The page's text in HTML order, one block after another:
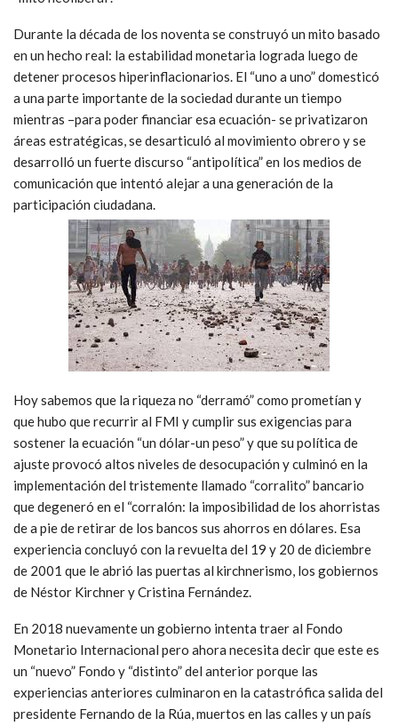
Durante la década de los noventa se construyó un mito basado
en un hecho real: la estabilidad monetaria lograda luego de
detener procesos hiperinflacionarios. El “uno a uno” domesticó
a una parte importante de la sociedad durante un tiempo
mientras –para poder financiar esa ecuación- se privatizaron
áreas estratégicas, se desarticuló al movimiento obrero y se
desarrolló un fuerte discurso “antipolítica” en los medios de
comunicación que intentó alejar a una generación de la
participación ciudadana.
Hoy sabemos que la riqueza no “derramó” como prometían y
que hubo que recurrir al FMI y cumplir sus exigencias para
sostener la ecuación “un dólar-un peso” y que su política de
ajuste provocó altos niveles de desocupación y culminó en la
implementación del tristemente llamado “corralito” bancario
que degeneró en el “corralón: la imposibilidad de los ahorristas
de a pie de retirar de los bancos sus ahorros en dólares. Esa
experiencia concluyó con la revuelta del 19 y 20 de diciembre
de 2001 que le abrió las puertas al kirchnerismo, los gobiernos
de Néstor Kirchner y Cristina Fernández.
En 2018 nuevamente un gobierno intenta traer al Fondo
Monetario Internacional pero ahora necesita decir que este es
un “nuevo” Fondo y “distinto” del anterior porque las
experiencias anteriores culminaron en la catastrófica salida del
presidente Fernando de la Rúa, muertos en las calles y un país